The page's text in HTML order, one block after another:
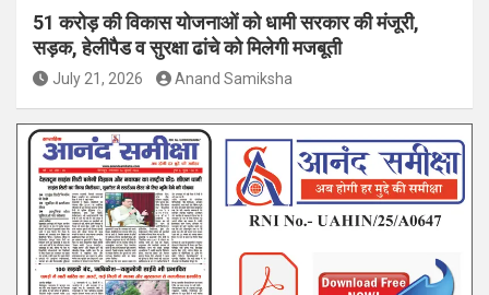
51 करोड़ की विकास योजनाओं को धामी सरकार की मंजूरी,
सड़क, हेलीपैड व सुरक्षा ढांचे को मिलेगी मजबूती
July 21, 2026 Anand Samiksha